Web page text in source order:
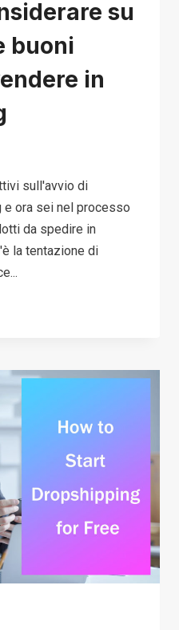
su
buoni
in
sull'avvio di
e ora sei nel processo
da spedire in
la tentazione di